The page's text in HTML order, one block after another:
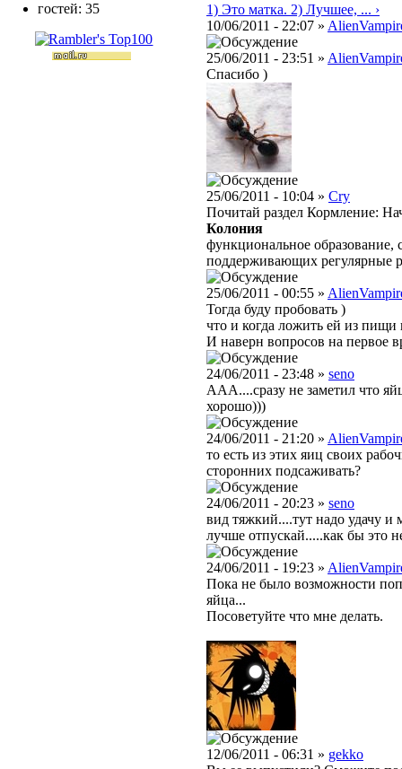
1) Это матка. 2) Лучшее, ... ›
10/06/2011 - 22:07 »
25/06/2011 - 23:51 »
Спасибо )
25/06/2011 - 10:04 » Cry
Почитай раздел Кормление:
Колония
функциональное образование,
поддерживающих регулярные
25/06/2011 - 00:55 »
Тогда буду пробовать )
что и когда ложить ей из
И наверн вопросов на первое
24/06/2011 - 23:48 » seno
ААА....сразу не заметил что
хорошо)))
24/06/2011 - 21:20 »
то есть из этих яиц своих
сторонних подсаживать?
24/06/2011 - 20:23 » seno
вид тяжкий....тут надо удачу и
лучше отпускай.....как бы это
24/06/2011 - 19:23 »
Пока не было возможности
яйца...
Посоветуйте что мне делать.
12/06/2011 - 06:31 » gekko
гостей: 35